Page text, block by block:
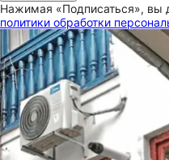
Нажимая «Подписаться», вы
политики обработки